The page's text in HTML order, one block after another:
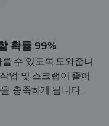
확률 99%
수 있도록 도와줍니
업 및 스크랩이 줄어
충족하게 됩니다.